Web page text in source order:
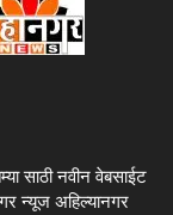
साठी नवीन वेबसाईट
न्यूज अहिल्यानगर